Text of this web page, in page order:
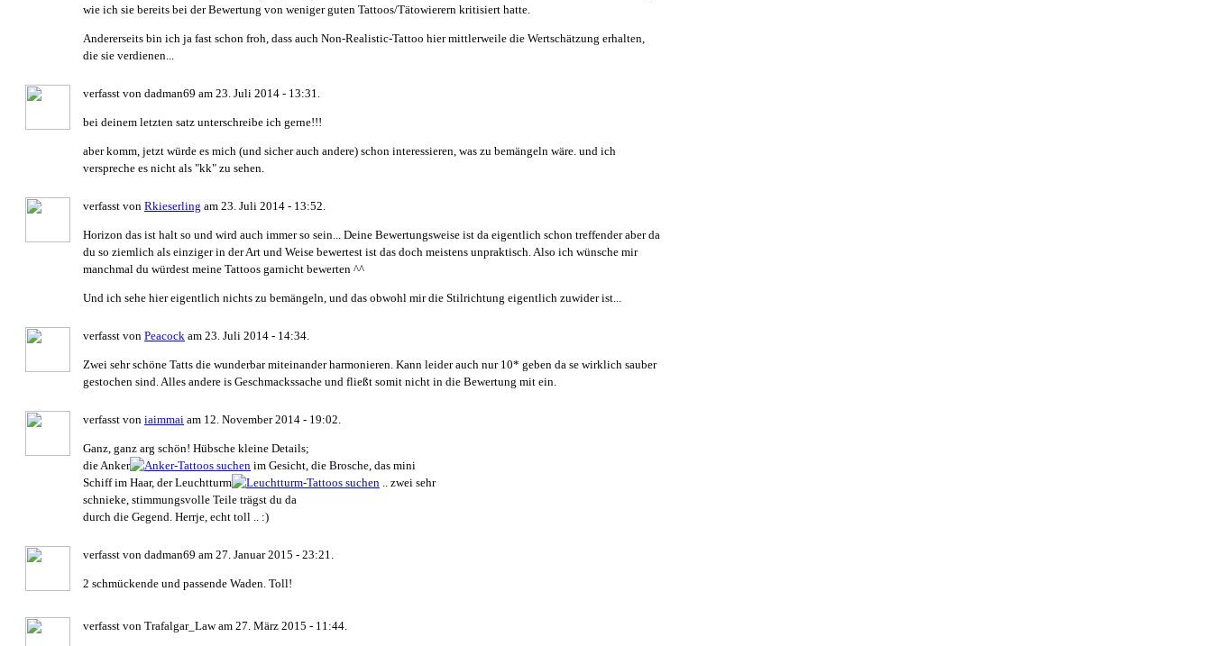
wie ich sie bereits bei der Bewertung von weniger guten Tattoos/Tätowierern kritisiert hatte.
Andererseits bin ich ja fast schon froh, dass auch Non-Realistic-Tattoo hier mittlerweile die Wertschätzung erhalten,
die sie verdienen...
verfasst von dadman69 am 23. Juli 2014 - 13:31.
bei deinem letzten satz unterschreibe ich gerne!!!
aber komm, jetzt würde es mich (und sicher auch andere) schon interessieren, was zu bemängeln wäre. und ich
verspreche es nicht als "kk" zu sehen.
verfasst von Rkieserling am 23. Juli 2014 - 13:52.
Horizon das ist halt so und wird auch immer so sein... Deine Bewertungsweise ist da eigentlich schon treffender aber da
du so ziemlich als einziger in der Art und Weise bewertest ist das doch meistens unpraktisch. Also ich wünsche mir
manchmal du würdest meine Tattoos garnicht bewerten ^^
Und ich sehe hier eigentlich nichts zu bemängeln, und das obwohl mir die Stilrichtung eigentlich zuwider ist...
verfasst von Peacock am 23. Juli 2014 - 14:34.
Zwei sehr schöne Tatts die wunderbar miteinander harmonieren. Kann leider auch nur 10* geben da se wirklich sauber
gestochen sind. Alles andere is Geschmackssache und fließt somit nicht in die Bewertung mit ein.
verfasst von iaimmai am 12. November 2014 - 19:02.
Ganz, ganz arg schön! Hübsche kleine Details;
die Anker
im Gesicht, die Brosche, das mini
Schiff im Haar, der Leuchtturm
.. zwei sehr
schnieke, stimmungsvolle Teile trägst du da
durch die Gegend. Herrje, echt toll .. :)
verfasst von dadman69 am 27. Januar 2015 - 23:21.
2 schmückende und passende Waden. Toll!
verfasst von Trafalgar_Law am 27. März 2015 - 11:44.